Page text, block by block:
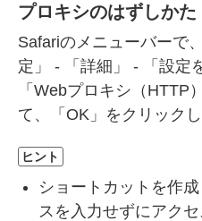
プロキシのはずしかた
Safariのメニューバーで
定」 - 「詳細」 - 「設定
「Webプロキシ（HTTP
て、「OK」をクリックし
ヒント
ショートカットを作
スを入力せずにアクセ